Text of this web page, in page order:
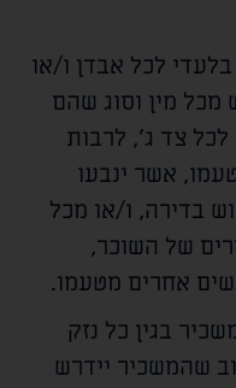
לכל אבדן ו/או
מכל מין וסוג שהם
לכל צד ג', לרבות
אשר ינבעו
בדירה, ו/או מכל
של השוכר,
אחרים מטעמו.
בגין כל נזק
שהמשכיר יידרש